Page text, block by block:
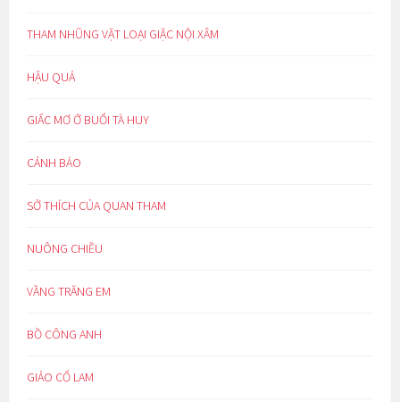
THAM NHŨNG VẶT LOẠI GIẶC NỘI XÂM
HẬU QUẢ
GIẤC MƠ Ở BUỔI TÀ HUY
CẢNH BÁO
SỞ THÍCH CỦA QUAN THAM
NUÔNG CHIỀU
VẦNG TRĂNG EM
BỒ CÔNG ANH
GIẢO CỔ LAM